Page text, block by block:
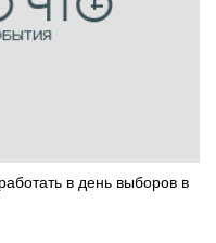
в день выборов в